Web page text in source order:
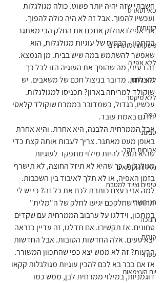
פאי וטארט
קינוחים
משקאות מושחתים
ללא אפייה
ללא גלוטן
ללא מיקסר
נומה
טבעוני
ארוחות בוקר
גלידות וקפואים
טיפים וציוד למטבח
חגי תשרי
חנוכה
פורים
פסח
יום העצמאות
חשבתי שזה יהיה יותר פשוט. כולה מגולגלות
ועכשיו להפוך. אבל זה לא היה כולה להפוך.
אני אפילו אחלוק אתכם את החלק הכי מאתגר
במתכון - הבסיס של עוגיות מגולגלות, הוא
שאפשר להשתמש במה שיש בבית. מן הנמצא.
זה בעיני, מה שהופך את העוגיה הזו לכל כך
מוצלחת. מדובר בניצול חכם של משאבים. יש
שוקולד למריחה בארון? תכניסו למגולגלות.
עכשיו, בגדול, כשמדובר בממרח שוקולד קלאסי
זה גם באמת עובד.
אבל הממרחית הלבנה, היא אחרת. והיא אחרת
באופן מעט מאתגר. צריך לעבות אותה קצת כדי
שהיא תוכל להיות מילוי מתפקד לעוגיות
מגולגלות. כך שהיא לא תיזל החוצה, לא תישרף
בזמן האפיה, או לא תלך לאיבוד בין השכבות.
למה אני בעצם כותבת לכם את כל זה? כי יש לי
תחושה שחלקכם יגיעו לחלק של ה"מלית"
במתכון, וידלגו על ערבוב הממרחית עם שקדים
טחונים. אז תקשיבו. אם תדלגו, זה עדיין כנראה
יצא טעים. אלה החדשות הטובות. אבל החדשות
הרעות? זה לא ממש יצא כפי שהתכוון המשורר.
אז אם כבר בא לכם להכין עוגיות מגולגלות קקאו
דוגמניות, במילוי ממרחית לבן, ממש כמו